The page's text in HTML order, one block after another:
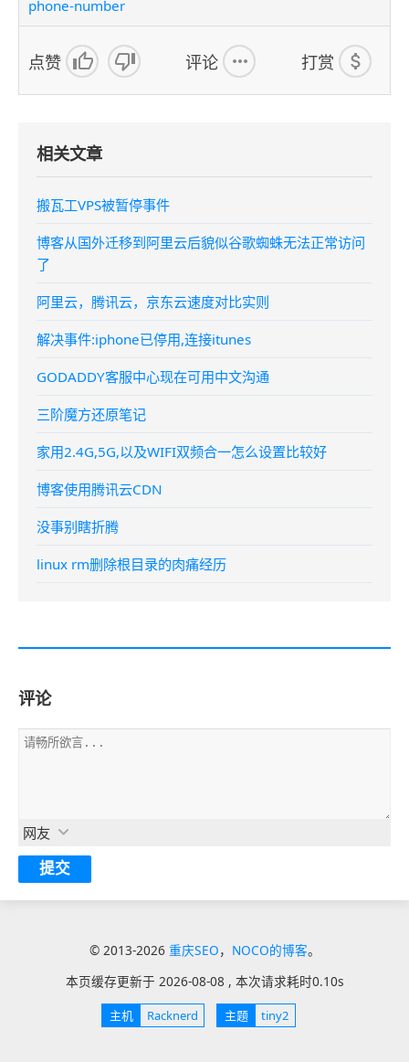
phone-number
点赞 评论 打赏
相关文章
搬瓦工VPS被暂停事件
博客从国外迁移到阿里云后貌似谷歌蜘蛛无法正常访问
了
阿里云，腾讯云，京东云速度对比实则
解决事件:iphone已停用,连接itunes
GODADDY客服中心现在可用中文沟通
三阶魔方还原笔记
家用2.4G,5G,以及WIFI双频合一怎么设置比较好
博客使用腾讯云CDN
没事别瞎折腾
linux rm删除根目录的肉痛经历
评论
网友
© 2013-2026 重庆SEO， NOCO的博客。
本页缓存更新于 2026-08-08 , 本次请求耗时0.10s
主机 Racknerd 主题 tiny2